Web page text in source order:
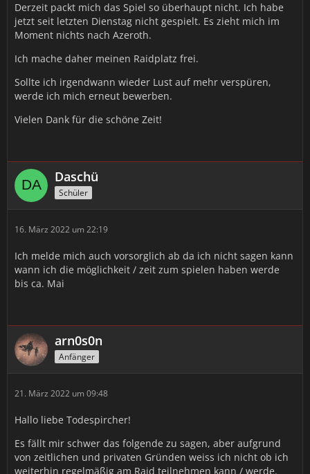
Derzeit packt mich das Spiel so überhaupt nicht. Ich habe
jetzt seit letzten Dienstag nicht gespielt. Es zieht mich im
Moment nichts nach Azeroth.
Ich mache daher meinen Raidplatz frei.
Sollte ich irgendwann wieder Lust auf mehr verspüren,
werde ich mich erneut bewerben.
Vielen Dank für die schöne Zeit!
Daschü
Schüler
16. März 2022 um 22:19
Ich melde mich auch vorsorglich ab da ich nicht sagen kann
wann ich die möglichkeit / zeit zum spielen haben werde
bis ca. Mai
arn0s0n
Anfänger
21. März 2022 um 09:48
Hallo liebe Todespircher!
Es fällt mir schwer das folgende zu sagen, aber aufgrund
von zeitlichen und privaten Gründen weiss ich nicht ob ich
weiterhin regelmäßig am Raid teilnehmen kann / werde.